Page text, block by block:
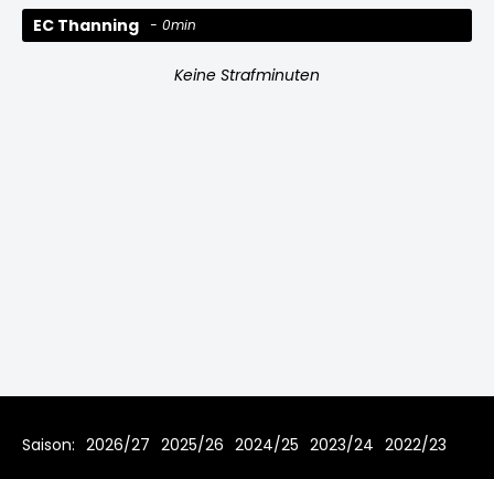
EC Thanning 0min
Keine Strafminuten
Saison: 2026/27 2025/26 2024/25 2023/24 2022/23